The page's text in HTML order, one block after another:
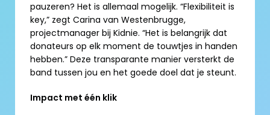
pauzeren? Het is allemaal mogelijk. “Flexibiliteit is
key,” zegt Carina van Westenbrugge,
projectmanager bij Kidnie. “Het is belangrijk dat
donateurs op elk moment de touwtjes in handen
hebben.” Deze transparante manier versterkt de
band tussen jou en het goede doel dat je steunt.
Impact met één klik